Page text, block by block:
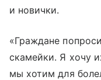
и новички.
«Граждане
скамейки. Я хочу
мы хотим для